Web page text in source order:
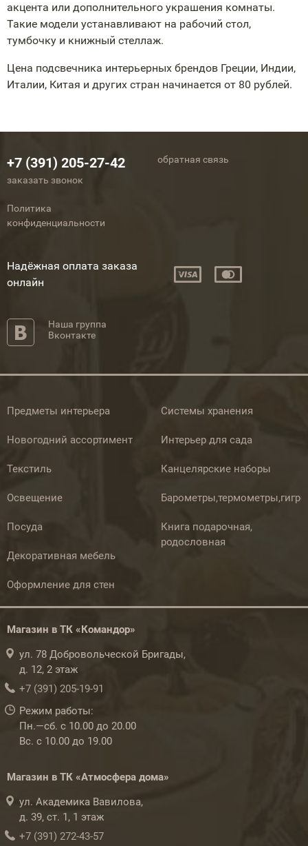
акцента или дополнительного украшения комнаты.
Такие модели устанавливают на рабочий стол,
тумбочку и книжный стеллаж.
Цена подсвечника интерьерных брендов Греции, Индии,
Италии, Китая и других стран начинается от 80 рублей.
+7 (391) 205-27-42
заказать звонок
обратная связь
Политика
конфиденциальности
Надёжная оплата заказа
онлайн
Наша группа
Вконтакте
Предметы интерьера
Новогодний ассортимент
Текстиль
Освещение
Посуда
Декоративная мебель
Оформление для стен
Системы хранения
Интерьер для сада
Канцелярские наборы
Книга подарочная,
родословная
Магазин в ТК «Командор»
ул. 78 Добровольческой Бригады,
д. 12, 2 этаж
+7 (391) 205-19-91
Режим работы:
Пн.—сб. с 10.00 до 20.00
Вс. с 10.00 до 19.00
Магазин в ТК «Атмосфера дома»
ул. Академика Вавилова,
д. 39, ст. 1, 1 этаж
+7 (391) 272-43-57